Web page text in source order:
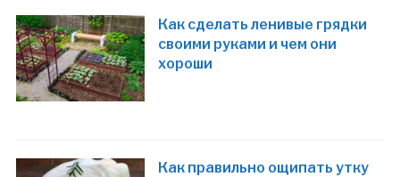
Как сделать ленивые грядки
своими руками и чем они
хороши
Как правильно ощипать утку